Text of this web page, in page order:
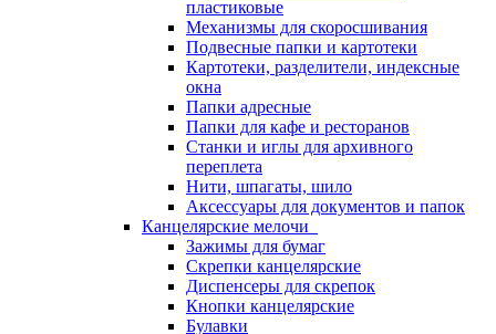
пластиковые
Механизмы для скоросшивания
Подвесные папки и картотеки
Картотеки, разделители, индексные
окна
Папки адресные
Папки для кафе и ресторанов
Станки и иглы для архивного
переплета
Нити, шпагаты, шило
Аксессуары для документов и папок
Канцелярские мелочи
Зажимы для бумаг
Скрепки канцелярские
Диспенсеры для скрепок
Кнопки канцелярские
Булавки